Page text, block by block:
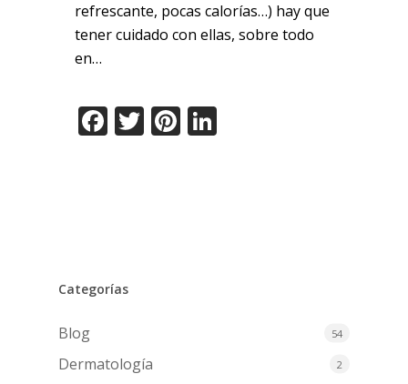
refrescante, pocas calorías…) hay que
tener cuidado con ellas, sobre todo
en…
Facebook
TwitterPinterest
Categorías
Blog 54
Dermatología 2